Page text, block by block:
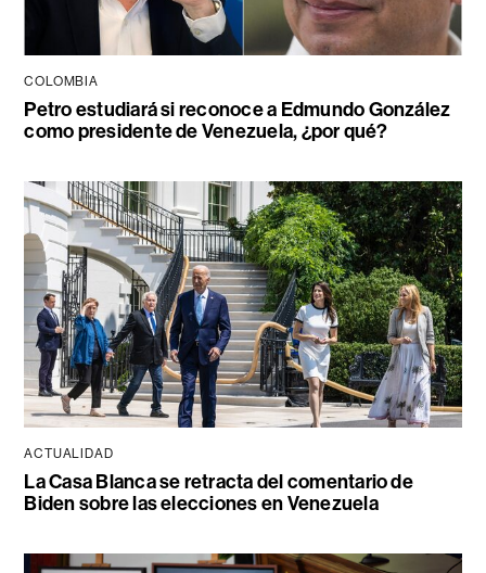
COLOMBIA
Petro estudiará si reconoce a Edmundo González
como presidente de Venezuela, ¿por qué?
ACTUALIDAD
La Casa Blanca se retracta del comentario de
Biden sobre las elecciones en Venezuela